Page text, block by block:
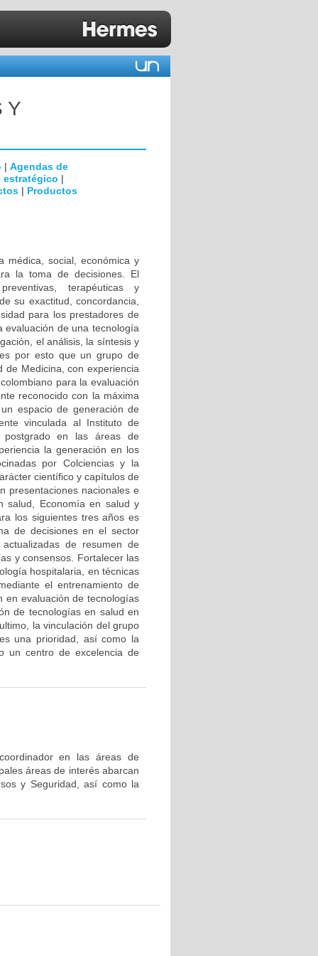
Y
| Agendas de
estratégico |
| Productos
médica, social, económica y
la toma de decisiones. El
terapéuticas y
su exactitud, concordancia,
para los prestadores de
evaluación de una tecnología
el análisis, la síntesis y
por esto que un grupo de
de Medicina, con experiencia
para la evaluación
reconocido con la máxima
espacio de generación de
vinculada al Instituto de
en las áreas de
la generación en los
por Colciencias y la
científico y capítulos de
presentaciones nacionales e
salud, Economía en salud y
los siguientes tres años es
de decisiones en el sector
de resumen de
y consensos. Fortalecer las
hospitalaria, en técnicas
el entrenamiento de
en evaluación de tecnologías
de tecnologías en salud en
la vinculación del grupo
una prioridad, así como la
un centro de excelencia de
en las áreas de
áreas de interés abarcan
y Seguridad, así como la